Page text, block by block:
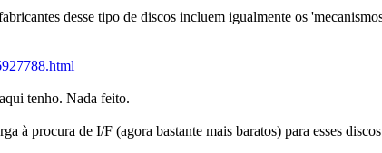
desse tipo de discos incluem igualmente os
tenho. Nada feito.
à procura de I/F (agora bastante mais baratos) para esses